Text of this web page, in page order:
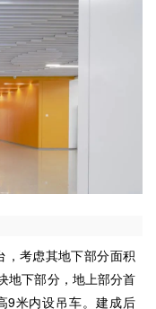
考虑其地下部分面积
地下部分，地上部分首
9米内设吊车。建成后